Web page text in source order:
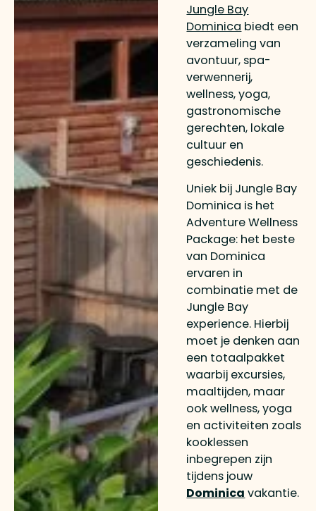
Jungle Bay
Dominica biedt een
verzameling van
avontuur, spa-
verwennerij,
wellness, yoga,
gastronomische
gerechten, lokale
cultuur en
geschiedenis.
Uniek bij Jungle Bay
Dominica is het
Adventure Wellness
Package: het beste
van Dominica
ervaren in
combinatie met de
Jungle Bay
experience. Hierbij
moet je denken aan
een totaalpakket
waarbij excursies,
maaltijden, maar
ook wellness, yoga
en activiteiten zoals
kooklessen
inbegrepen zijn
tijdens jouw
Dominica vakantie.